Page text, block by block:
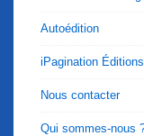
Autoédition
iPagination Éditions
Nous contacter
Qui sommes-nous